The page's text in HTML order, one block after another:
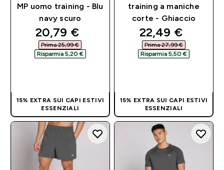
MP uomo training - Blu
navy scuro
discounted price
20,79 €‎
Prima 25,99 €‎
Risparmia 5,20 €‎
15% EXTRA SUI CAPI ESTIVI
ESSENZIALI
training a maniche
corte - Ghiaccio
discounted
22,49 €‎
Prima 27,99 €‎
Risparmia 5,50 €‎
15% EXTRA SUI CAPI ESTIVI
ESSENZIALI